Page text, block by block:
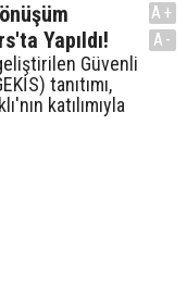
Yapıldı!
Güvenli
tanıtımı,
katılımıyla
A+
A-